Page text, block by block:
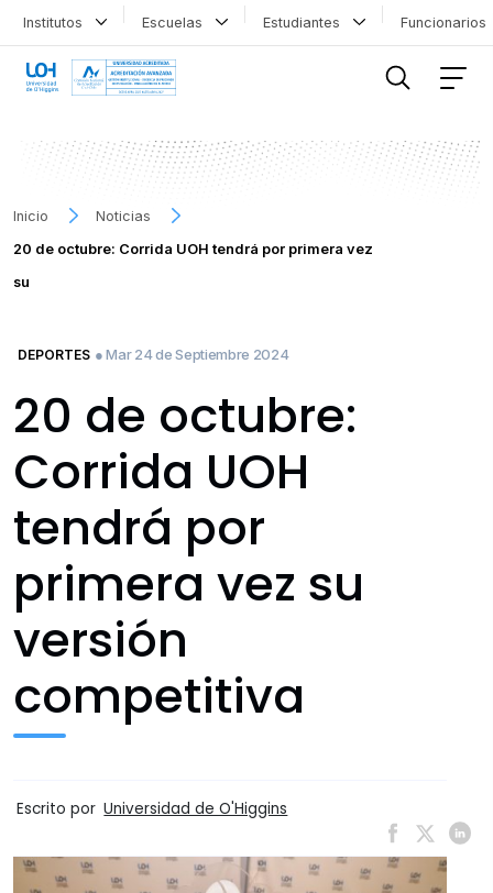
Institutos Escuelas Estudiantes
Inicio
Noticias
20 de octubre: Corrida UOH tendrá por primera vez
su
DEPORTES ● Mar 24 de Septiembre 2024
20 de octubre:
Corrida UOH
tendrá por
primera vez su
versión
competitiva
Escrito por Universidad de O'Higgins